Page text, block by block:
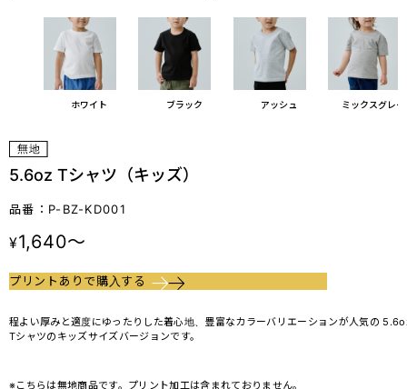
ホワイト ブラック アッシュ ミックスグレー
5.6oz Tシャツ（キッズ）
品番：P-BZ-KD001
¥1,640～
プリントありで購入する
程よい厚みと適度にゆったりした着心地、豊富なカラーバリエーションが人気の
Tシャツのキッズサイズバージョンです。
※こちらは無地商品です。プリント加工は含まれておりません。